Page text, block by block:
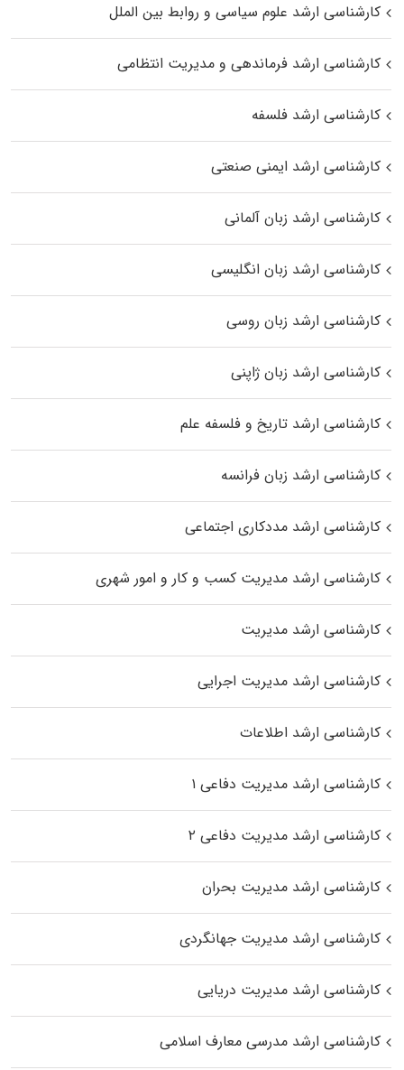
کارشناسی ارشد علوم سیاسی و روابط بین الملل
کارشناسی ارشد فرماندهی و مدیریت انتظامی
کارشناسی ارشد فلسفه
کارشناسی ارشد ایمنی صنعتی
کارشناسی ارشد زبان آلمانی
کارشناسی ارشد زبان انگلیسی
کارشناسی ارشد زبان روسی
کارشناسی ارشد زبان ژاپنی
کارشناسی ارشد تاریخ و فلسفه علم
کارشناسی ارشد زبان فرانسه
کارشناسی ارشد مددکاری اجتماعی
کارشناسی ارشد مدیریت کسب و کار و امور شهری
کارشناسی ارشد مدیریت
کارشناسی ارشد مدیریت اجرایی
کارشناسی ارشد اطلاعات
کارشناسی ارشد مدیریت دفاعی ۱
کارشناسی ارشد مدیریت دفاعی ۲
کارشناسی ارشد مدیریت بحران
کارشناسی ارشد مدیریت جهانگردی
کارشناسی ارشد مدیریت دریایی
کارشناسی ارشد مدرسی معارف اسلامی